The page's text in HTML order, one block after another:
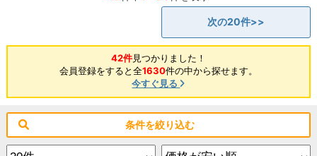
次の20件>>
42件見つかりました！
会員登録をすると全1630件の中から探せます。
今すぐ見る
条件を絞り込む